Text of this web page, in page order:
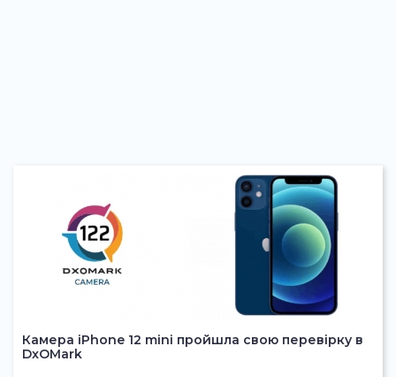
Камера iPhone 12 mini пройшла свою перевірку в
DxOMark